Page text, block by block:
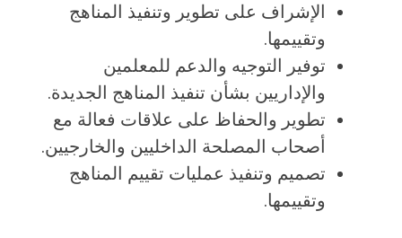
الإشراف على تطوير وتنفيذ المناهج
وتقييمها.
توفير التوجيه والدعم للمعلمين
والإداريين بشأن تنفيذ المناهج الجديدة.
تطوير والحفاظ على علاقات فعالة مع
أصحاب المصلحة الداخليين والخارجيين.
تصميم وتنفيذ عمليات تقييم المناهج
وتقييمها.